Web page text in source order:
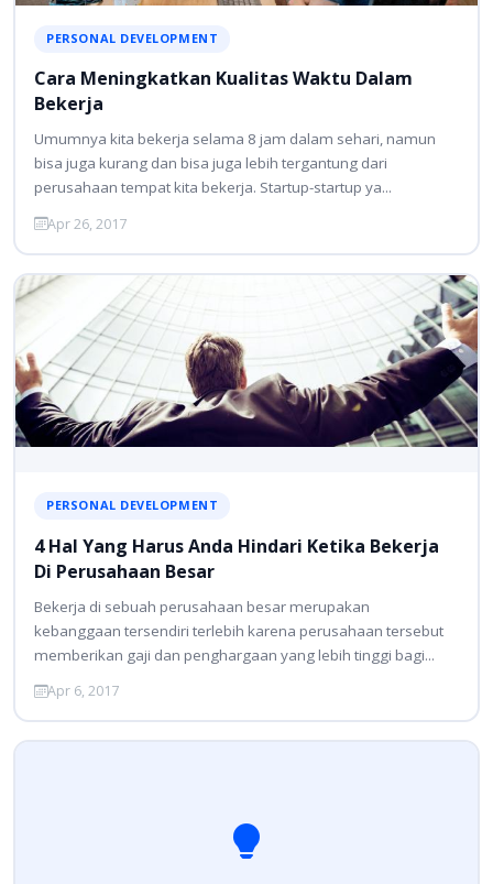
PERSONAL DEVELOPMENT
Cara Meningkatkan Kualitas Waktu Dalam
Bekerja
Umumnya kita bekerja selama 8 jam dalam sehari, namun
bisa juga kurang dan bisa juga lebih tergantung dari
perusahaan tempat kita bekerja. Startup-startup ya...
Apr 26, 2017
PERSONAL DEVELOPMENT
4 Hal Yang Harus Anda Hindari Ketika Bekerja
Di Perusahaan Besar
Bekerja di sebuah perusahaan besar merupakan
kebanggaan tersendiri terlebih karena perusahaan tersebut
memberikan gaji dan penghargaan yang lebih tinggi bagi...
Apr 6, 2017